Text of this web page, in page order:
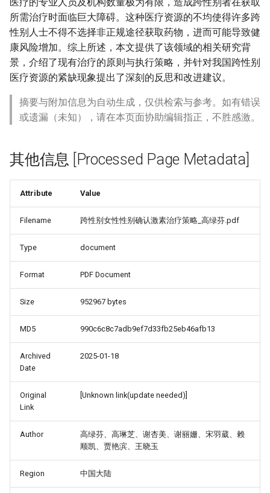
所需治疗时面临巨大障碍。这种医疗资源的不均使得许多跨
性别人士不得不选择非正规途径获取药物，进而可能导致健
康风险增加。综上所述，本文提供了该领域的相关研究背
景，介绍了现有治疗的原则与执行策略，并针对我国跨性别
医疗资源的紧缺现象提出了深刻的反思和改进建议。
摘要与附加信息为自动生成，仅供检索与参考。如有错误
或遗漏（未知），请在本页面协助编辑指正，不胜感激。
其他信息 [Processed Page Metadata]
Attribute Value
Filename 跨性别女性性别确认激素治疗策略_高绿芬.pdf
Type document
Format PDF Document
Size 952967 bytes
MD5 990c6c8c7adb9ef7d33fb25eb46afb13
Archived
Date
2025-01-18
Original
Link
[Unknown link(update needed)]
Author
高绿芬、高琳芝、谢杏美、谢丽姗、宋羽葳、赖
顺凯、贾艳滨、王晓玉
Region 中国大陆